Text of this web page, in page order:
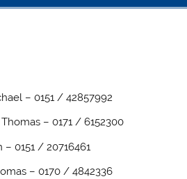
– 0151 / 42857992
– 0171 / 6152300
0151 / 20716461
– 0170 / 4842336